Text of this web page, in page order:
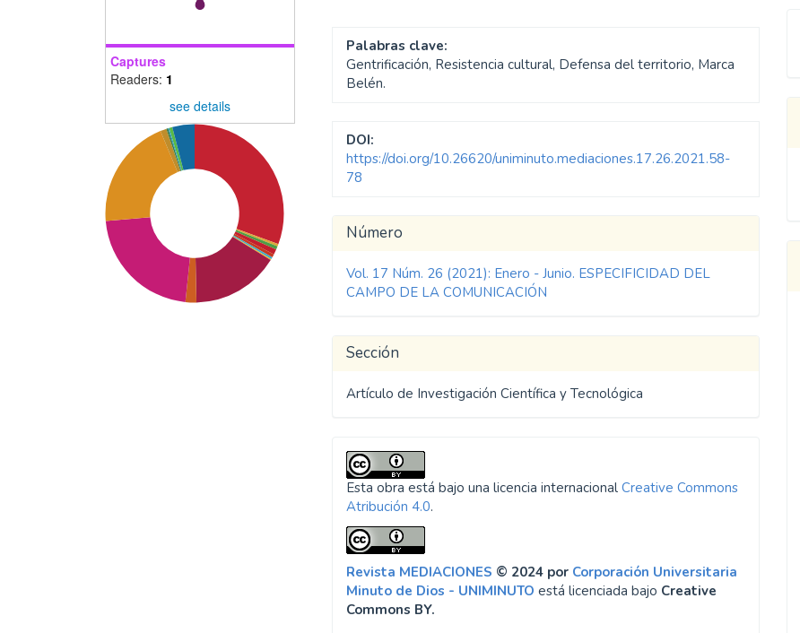
Captures
Readers: 1
see details
Palabras clave:
Gentrificación, Resistencia cultural, Defensa del territorio, Marca
Belén.
DOI:
https://doi.org/10.26620/uniminuto.mediaciones.17.26.2021.58-
78
Detalles
del
artículo
Número
Vol. 17 Núm. 26 (2021): Enero - Junio. ESPECIFICIDAD DEL
CAMPO DE LA COMUNICACIÓN
Sección
Artículo de Investigación Científica y Tecnológica
Esta obra está bajo una licencia internacionalCreative Commons
Atribución 4.0.
Revista MEDIACIONES © 2024 por Corporación Universitaria
Minuto de Dios - UNIMINUTO está licenciada bajo Creative
Commons BY.